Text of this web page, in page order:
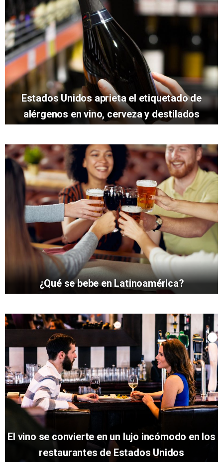
Estados Unidos aprieta el etiquetado de
alérgenos en vino, cerveza y destilados
¿Qué se bebe en Latinoamérica?
El vino se convierte en un lujo incómodo en los
restaurantes de Estados Unidos